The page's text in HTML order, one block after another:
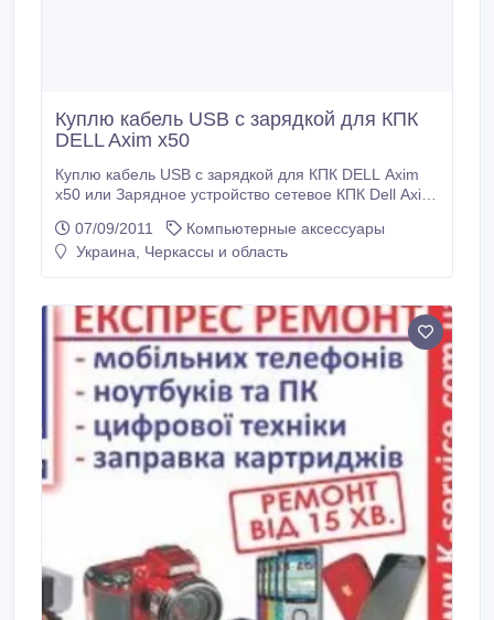
Куплю кабель USB c зарядкой для КПК
DELL Axim x50
Куплю кабель USB c зарядкой для КПК DELL Axim
x50 или Зарядное устройство сетевое КПК Dell Axim
07/09/2011
Компьютерные аксессуары
Украина, Черкассы и область